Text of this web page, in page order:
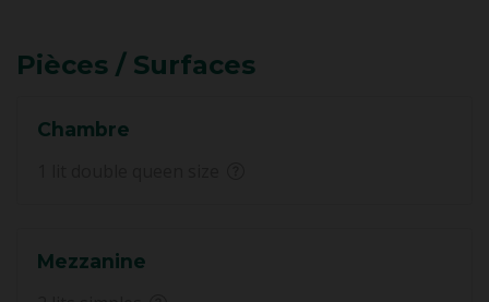
Pièces / Surfaces
Chambre
Mezzanine